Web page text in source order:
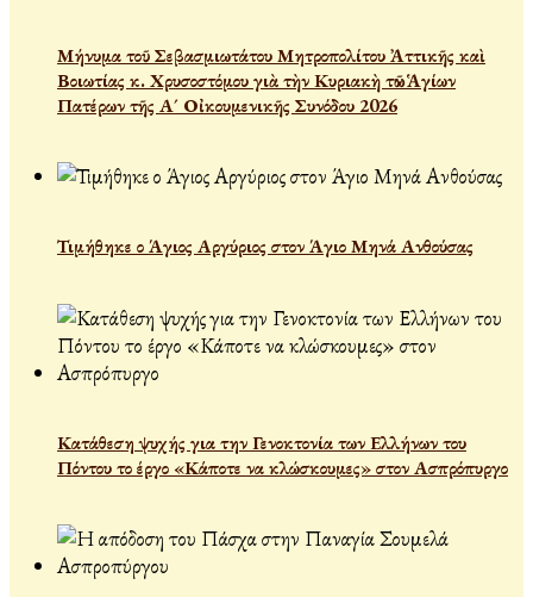
Μήνυμα τοῦ Σεβασμιωτάτου Μητροπολίτου Ἀττικῆς καὶ
Βοιωτίας κ. Χρυσοστόμου γιὰ τὴν Κυριακὴ τῶν Ἁγίων
Πατέρων τῆς Α´ Οἰκουμενικῆς Συνόδου 2026
Τιμήθηκε ο Άγιος Αργύριος στον Άγιο Μηνά Ανθούσας
Κατάθεση ψυχής για την Γενοκτονία των Ελλήνων του
Πόντου το έργο «Κάποτε να κλώσκουμες» στον Ασπρόπυργο